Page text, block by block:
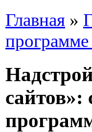
Главная »
программе
сайтов»: